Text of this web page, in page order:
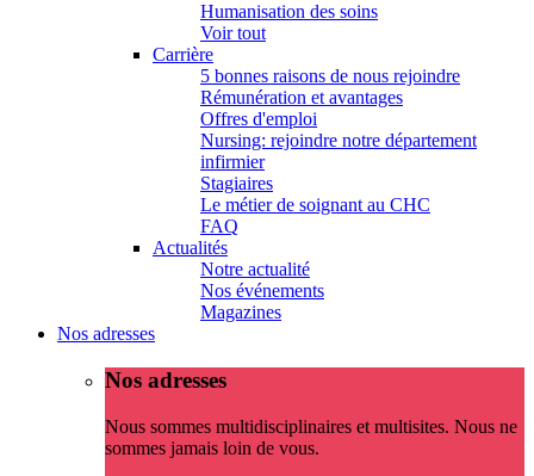
Humanisation des soins
Voir tout
Carrière
5 bonnes raisons de nous rejoindre
Rémunération et avantages
Offres d'emploi
Nursing: rejoindre notre département
infirmier
Stagiaires
Le métier de soignant au CHC
FAQ
Actualités
Notre actualité
Nos événements
Magazines
Nos adresses
Nos adresses
Nous sommes multidisciplinaires et multisites. Nous ne
sommes jamais loin de vous.